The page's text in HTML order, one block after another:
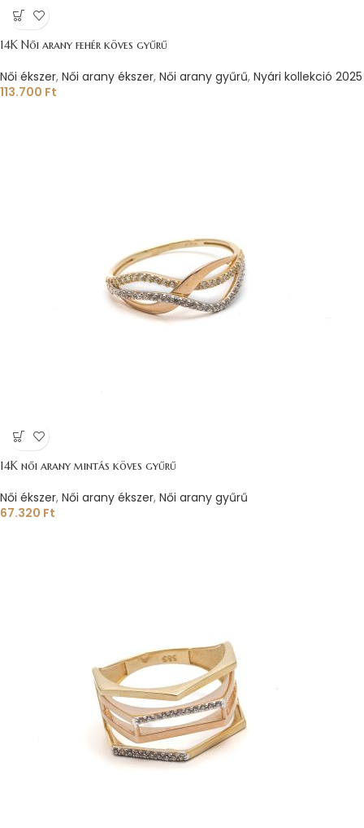
14K Női arany fehér köves gyűrű
Női ékszer, Női arany ékszer, Női arany gyűrű, Nyári kollekció 2025
113.700 Ft
14K női arany mintás köves gyűrű
Női ékszer, Női arany ékszer, Női arany gyűrű
67.320 Ft